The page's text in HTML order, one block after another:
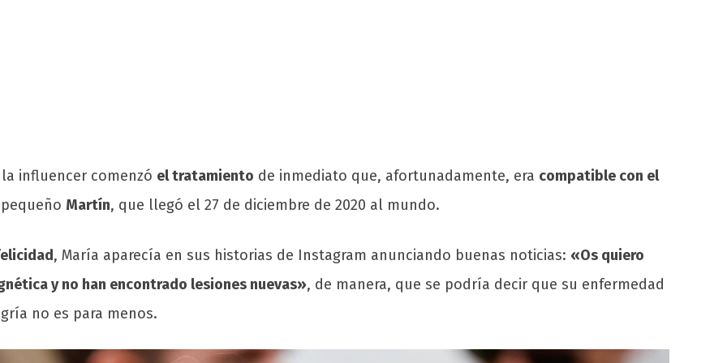
influencer comenzó el tratamiento de inmediato que, afortunadamente, era compatible con el
Martín, que llegó el 27 de diciembre de 2020 al mundo.
, María aparecía en sus historias de Instagram anunciando buenas noticias: «Os quiero
y no han encontrado lesiones nuevas», de manera, que se podría decir que su enfermedad
no es para menos.